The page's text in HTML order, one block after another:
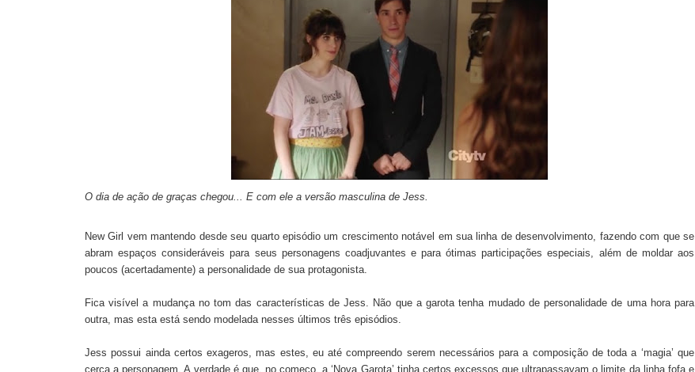
O dia de ação de graças chegou... E com ele a versão masculina de Jess.
New Girl vem mantendo desde seu quarto episódio um crescimento notável em sua linha de desenvolvimento, fazendo com que se
abram espaços consideráveis para seus personagens coadjuvantes e para ótimas participações especiais, além de moldar aos
poucos (acertadamente) a personalidade de sua protagonista.
Fica visível a mudança no tom das características de Jess. Não que a garota tenha mudado de personalidade de uma hora para
outra, mas esta está sendo modelada nesses últimos três episódios.
Jess possui ainda certos exageros, mas estes, eu até compreendo serem necessários para a composição de toda a ‘magia’ que
cerca a personagem. A verdade é que, no começo, a ‘Nova Garota’ tinha certos excessos que ultrapassavam o limite da linha fofa e